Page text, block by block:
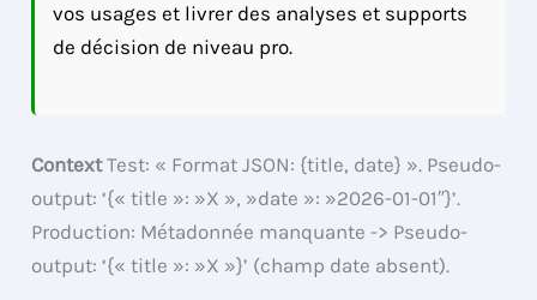
vos usages et livrer des analyses et supports
de décision de niveau pro.
ContextTest: « Format JSON: {title, date} ». Pseudo-
output: ‘{« title »: »X », »date »: »2026-01-01″}’.
Production: Métadonnée manquante -> Pseudo-
output: ‘{« title »: »X »}’ (champ date absent).